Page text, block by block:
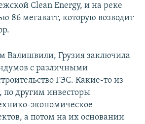
Clean Energy, и на реке
86 мегаватт, которую возводит
Валишвили, Грузия заключила
с различными
ГЭС. Какие-то из
по другим инвесторы
экономическое
а потом на их основании